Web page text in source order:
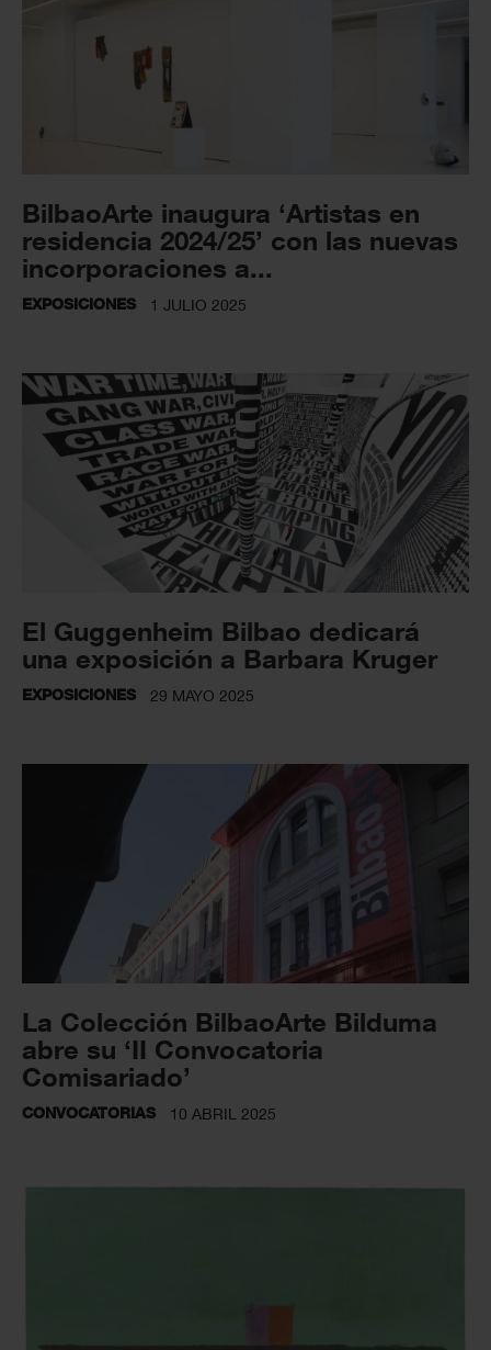
BilbaoArte inaugura ‘Artistas en
residencia 2024/25’ con las nuevas
incorporaciones a...
EXPOSICIONES 1 JULIO 2025
El Guggenheim Bilbao dedicará
una exposición a Barbara Kruger
EXPOSICIONES 29 MAYO 2025
La Colección BilbaoArte Bilduma
abre su ‘II Convocatoria
Comisariado’
CONVOCATORIAS 10 ABRIL 2025